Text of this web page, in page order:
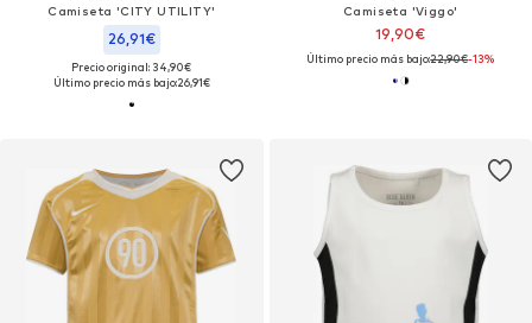
Camiseta 'CITY UTILITY'
26,91€
Precio original: 34,90€
Último precio más bajo:26,91€
Camiseta 'Viggo'
19,90€
Último precio más bajo:22,90€-13%